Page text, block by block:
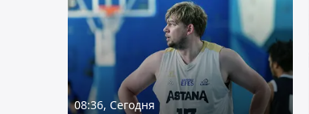
08:36, Сегодня